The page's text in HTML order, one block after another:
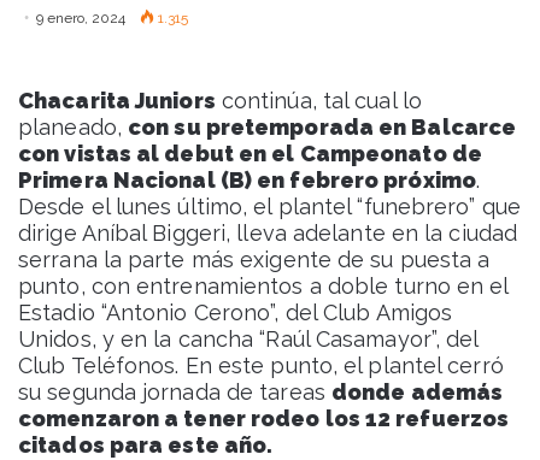
9 enero, 2024 1.315
Chacarita Juniors continúa, tal cual lo
planeado, con su pretemporada en Balcarce
con vistas al debut en el Campeonato de
Primera Nacional (B) en febrero próximo.
Desde el lunes último, el plantel “funebrero” que
dirige Aníbal Biggeri, lleva adelante en la ciudad
serrana la parte más exigente de su puesta a
punto, con entrenamientos a doble turno en el
Estadio “Antonio Cerono”, del Club Amigos
Unidos, y en la cancha “Raúl Casamayor”, del
Club Teléfonos. En este punto, el plantel cerró
su segunda jornada de tareas donde además
comenzaron a tener rodeo los 12 refuerzos
citados para este año.